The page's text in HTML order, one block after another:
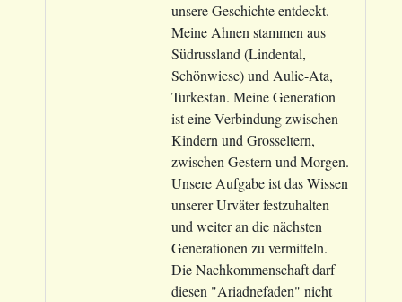
unsere Geschichte entdeckt.
Meine Ahnen stammen aus
Südrussland (Lindental,
Schönwiese) und Aulie-Ata,
Turkestan. Meine Generation
ist eine Verbindung zwischen
Kindern und Grosseltern,
zwischen Gestern und Morgen.
Unsere Aufgabe ist das Wissen
unserer Urväter festzuhalten
und weiter an die nächsten
Generationen zu vermitteln.
Die Nachkommenschaft darf
diesen "Ariadnefaden" nicht